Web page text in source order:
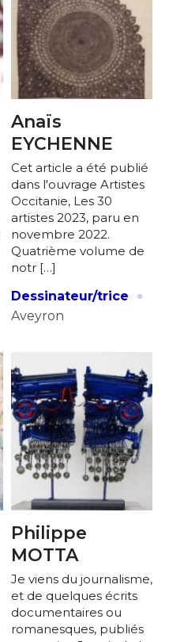
Anaïs
EYCHENNE
Cet article a été publié
dans l'ouvrage Artistes
Occitanie, Les 30
artistes 2023, paru en
novembre 2022.
Quatrième volume de
notr […]
Dessinateur/trice
·
Aveyron
Philippe
MOTTA
Je viens du journalisme,
et de quelques écrits
documentaires ou
romanesques, publiés